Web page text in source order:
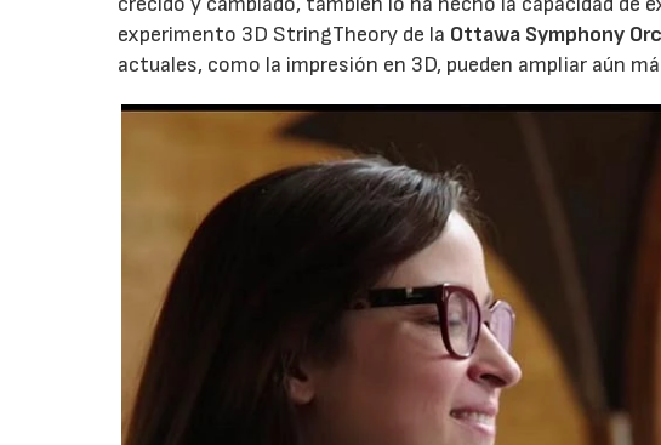
experimento 3D StringTheory de la Ottawa Symphony
actuales, como la impresión en 3D, pueden ampliar aún